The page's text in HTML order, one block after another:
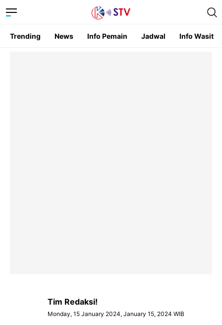
Trending News Info Pemain Jadwal Info Wasit
Tim Redaksi!
Monday, 15 January 2024, January 15, 2024 WIB